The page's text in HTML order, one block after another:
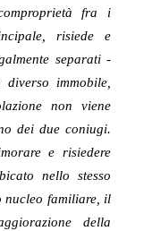
fra i
risiede e
separati -
immobile,
non viene
dei due coniugi.
e risiedere
nello stesso
nucleo familiare, il
della